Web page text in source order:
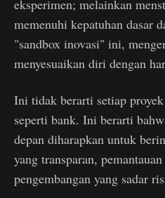
eksperimen; melainkan
memenuhi kepatuhan dasar
"sandbox inovasi" ini,
menyesuaikan diri dengan
Ini tidak berarti setiap
seperti bank. Ini berarti
depan diharapkan untuk
yang transparan,
pengembangan yang sadar